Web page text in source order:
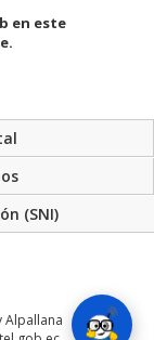
en este
(SNI)
Alpallana